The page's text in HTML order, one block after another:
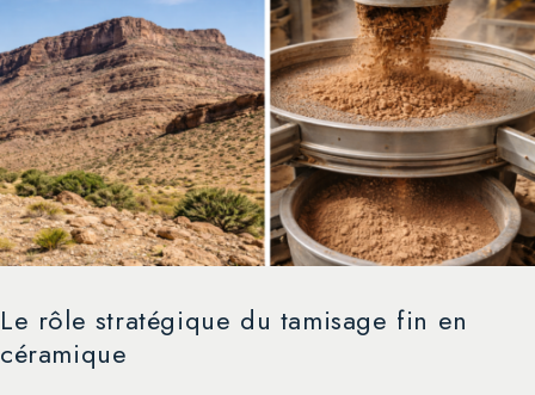
Le rôle stratégique du tamisage fin en
céramique